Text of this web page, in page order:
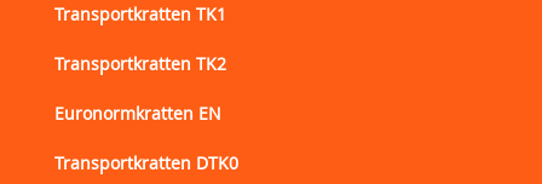
Transportkratten TK1
Transportkratten TK2
Euronormkratten EN
Transportkratten DTK0